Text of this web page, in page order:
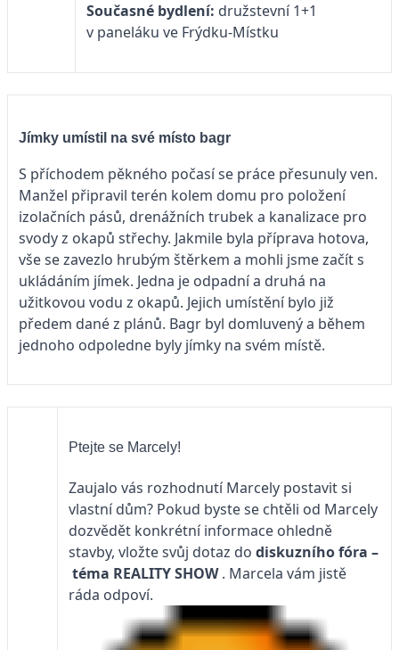
Současné bydlení: družstevní 1+1
v paneláku ve Frýdku-Místku
Jímky umístil na své místo bagr
S příchodem pěkného počasí se práce přesunuly ven.
Manžel připravil terén kolem domu pro položení
izolačních pásů, drenážních trubek a kanalizace pro
svody z okapů střechy. Jakmile byla příprava hotova,
vše se zavezlo hrubým štěrkem a mohli jsme začít s
ukládáním jímek. Jedna je odpadní a druhá na
užitkovou vodu z okapů. Jejich umístění bylo již
předem dané z plánů. Bagr byl domluvený a během
jednoho odpoledne byly jímky na svém místě.
Ptejte se Marcely!
Zaujalo vás rozhodnutí Marcely postavit si
vlastní dům? Pokud byste se chtěli od Marcely
dozvědět konkrétní informace ohledně
stavby, vložte svůj dotaz do diskuzního fóra –
téma REALITY SHOW. Marcela vám jistě
ráda odpoví.